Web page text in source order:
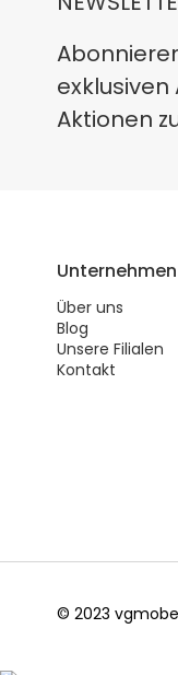
Aktionen
Unternehmen
Über uns
Blog
Unsere Filialen
Kontakt
© 2023